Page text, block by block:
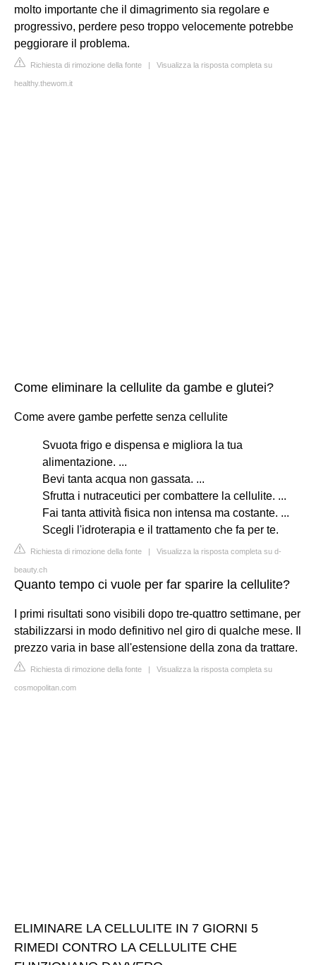
molto importante che il dimagrimento sia regolare e
progressivo, perdere peso troppo velocemente potrebbe
peggiorare il problema.
Richiesta di rimozione della fonte | Visualizza la risposta completa su
healthy.thewom.it
Come eliminare la cellulite da gambe e glutei?
Come avere gambe perfette senza cellulite
Svuota frigo e dispensa e migliora la tua
alimentazione. ...
Bevi tanta acqua non gassata. ...
Sfrutta i nutraceutici per combattere la cellulite. ...
Fai tanta attività fisica non intensa ma costante. ...
Scegli l'idroterapia e il trattamento che fa per te.
Richiesta di rimozione della fonte | Visualizza la risposta completa su d-
beauty.ch
Quanto tempo ci vuole per far sparire la cellulite?
I primi risultati sono visibili dopo tre-quattro settimane, per
stabilizzarsi in modo definitivo nel giro di qualche mese. Il
prezzo varia in base all'estensione della zona da trattare.
Richiesta di rimozione della fonte | Visualizza la risposta completa su
cosmopolitan.com
ELIMINARE LA CELLULITE IN 7 GIORNI 5
RIMEDI CONTRO LA CELLULITE CHE